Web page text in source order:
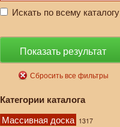
Искать по всему каталогу
Показать результат
Сбросить все фильтры
Категории каталога
Массивная доска 1317